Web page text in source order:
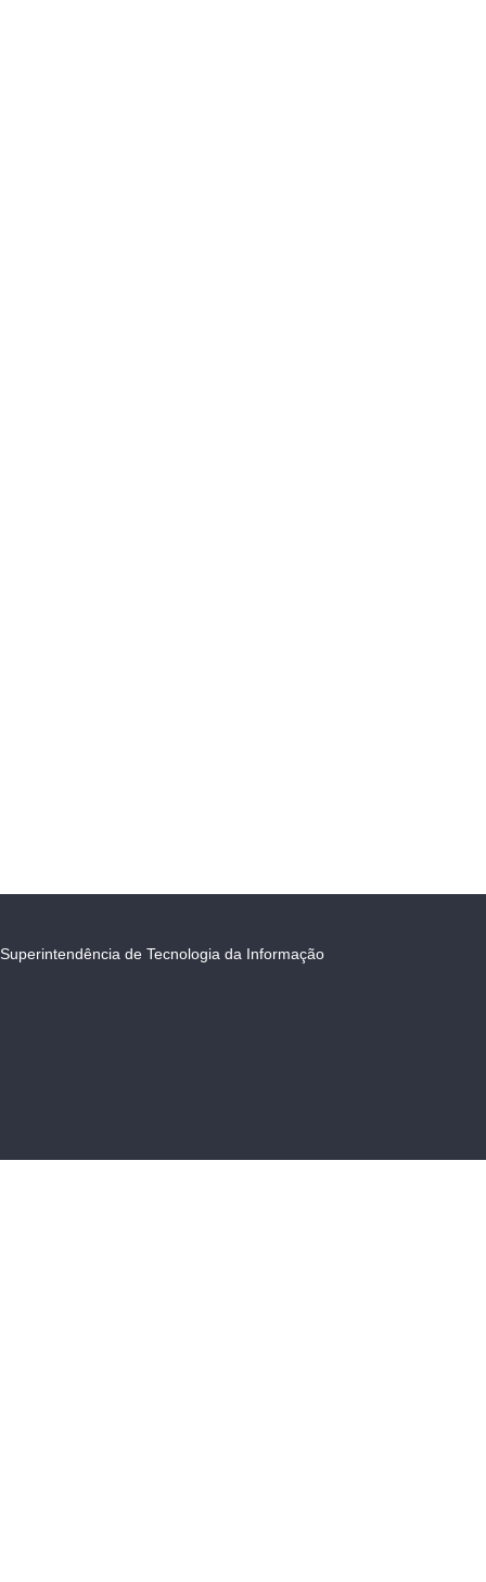
Superintendência de Tecnologia da Informação